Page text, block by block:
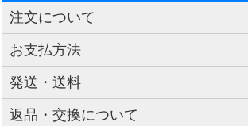
注文について
お支払方法
発送・送料
返品・交換について